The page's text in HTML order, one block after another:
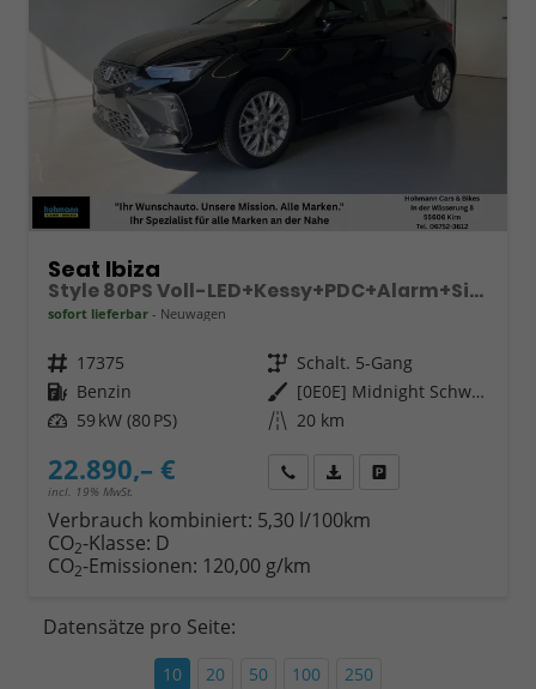
Seat Ibiza
Style 80PS Voll-LED+Kessy+PDC+Alarm+Sitzheizung+Kamera+App-Connect
sofort lieferbar Neuwagen
Fahrzeugnr. 17375 Getriebe Schalt. 5-Gang
Kraftstoff Benzin Außenfarbe
[0E0E] Midnight Schwarz Metallic
Leistung 59 kW (80 PS) Kilometerstand 20 km
22.890,– €
incl. 19% MwSt.
Wir rufen Sie anFahrzeugexposé (PDF)
Verbrauch kombiniert: 5,30 l/100km
CO2-Klasse: D
CO2-Emissionen: 120,00 g/km
Datensätze pro Seite:
10 20 50 100 250